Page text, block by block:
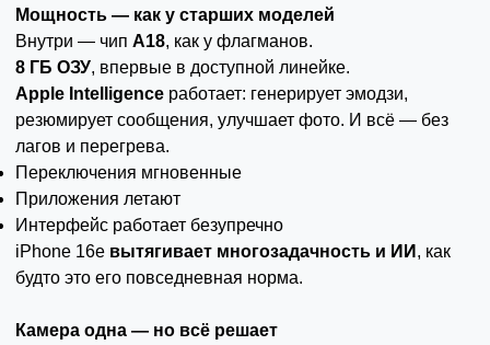
Мощность — как у старших моделей
Внутри — чип A18, как у флагманов.
8 ГБ ОЗУ, впервые в доступной линейке.
Apple Intelligence работает: генерирует эмодзи,
резюмирует сообщения, улучшает фото. И всё — без
лагов и перегрева.
Переключения мгновенные
Приложения летают
Интерфейс работает безупречно
iPhone 16e вытягивает многозадачность и ИИ , как
будто это его повседневная норма.
Камера одна — но всё решает